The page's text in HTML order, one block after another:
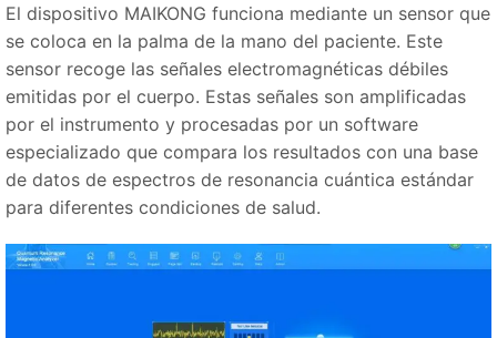
El dispositivo MAIKONG funciona mediante un sensor que
se coloca en la palma de la mano del paciente. Este
sensor recoge las señales electromagnéticas débiles
emitidas por el cuerpo. Estas señales son amplificadas
por el instrumento y procesadas por un software
especializado que compara los resultados con una base
de datos de espectros de resonancia cuántica estándar
para diferentes condiciones de salud.